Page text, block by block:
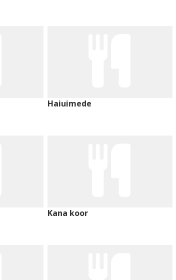
Haiuimede
Kana koor